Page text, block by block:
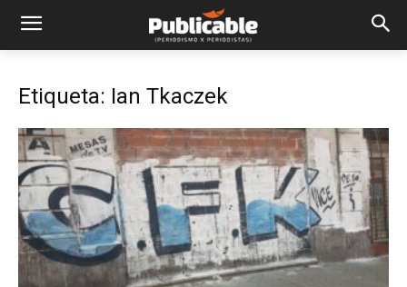
Etiqueta: Ian Tkaczek